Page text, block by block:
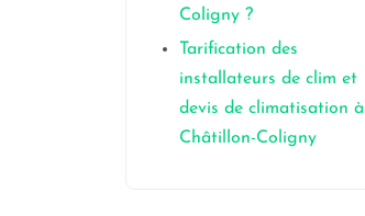
Coligny ?
Tarification des
installateurs de clim et
devis de climatisation à
Châtillon-Coligny